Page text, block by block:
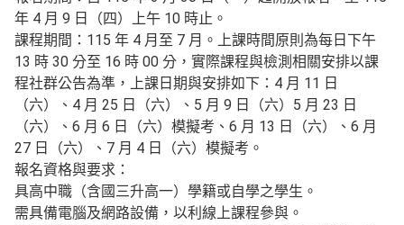
年 4 月 9 日（四）上午 10 時止。
課程期間：115 年 4 月至 7 月。上課時間原則為每日下午
13 時 30 分至 16 時 00 分，實際課程與檢測相關安排以課
程社群公告為準，上課日期與安排如下：4 月 11 日
（六）、4 月 25 日（六）、5 月 9 日（六）5 月 23 日
（六）、6 月 6 日（六）模擬考、6 月 13 日（六）、6 月
27 日（六）、7 月 4 日（六）模擬考。
報名資格與要求：
具高中職（含國三升高一）學籍或自學之學生。
需具備電腦及網路設備，以利線上課程參與。